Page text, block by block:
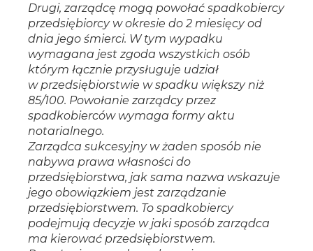
Drugi, zarządcę mogą powołać spadkobiercy
przedsiębiorcy w okresie do 2 miesięcy od
dnia jego śmierci. W tym wypadku
wymagana jest zgoda wszystkich osób
którym łącznie przysługuje udział
w przedsiębiorstwie w spadku większy niż
85/100. Powołanie zarządcy przez
spadkobierców wymaga formy aktu
notarialnego.
Zarządca sukcesyjny w żaden sposób nie
nabywa prawa własności do
przedsiębiorstwa, jak sama nazwa wskazuje
jego obowiązkiem jest zarządzanie
przedsiębiorstwem. To spadkobiercy
podejmują decyzje w jaki sposób zarządca
ma kierować przedsiębiorstwem.